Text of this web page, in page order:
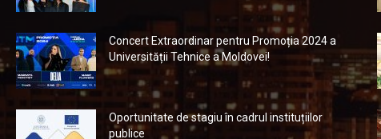
Concert Extraordinar pentru Promoția 2024 a
Universității Tehnice a Moldovei!
Oportunitate de stagiu în cadrul instituțiilor
publice